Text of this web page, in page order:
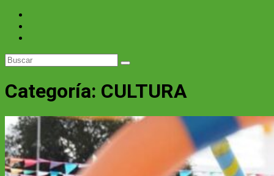
Categoría: CULTURA